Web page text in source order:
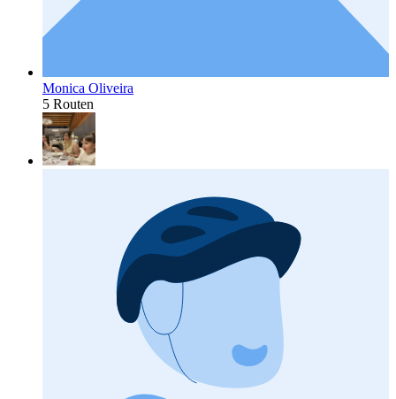
Monica Oliveira
5 Routen